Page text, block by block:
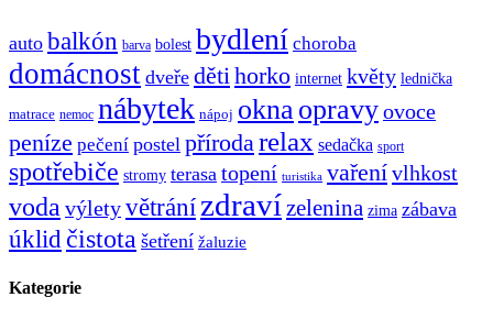
auto balkón barva bolest bydlení choroba
domácnost dveře dětihorko internet květy lednička
matrace nemoc nábytek nápoj oknaopravyovoce
peníze pečení postel přírodarelax sedačka sport
spotřebiče stromy terasa topení turistika vařenívlhkost
vodavýletyvětránízdravízelenina zima zábava
úklidčistota šetření žaluzie
Kategorie